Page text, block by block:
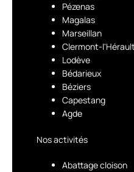
Pézenas
Magalas
Marseillan
Clermont-l'Hérault
Lodève
Bédarieux
Béziers
Capestang
Agde
Nos activités
Abattage cloison